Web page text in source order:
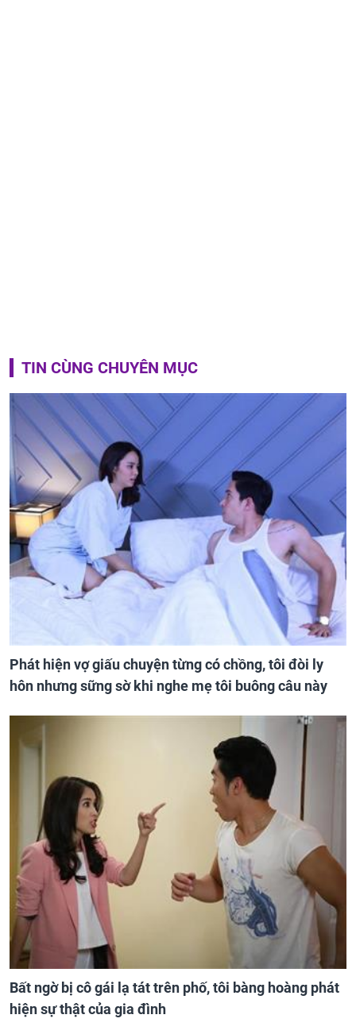
TIN CÙNG CHUYÊN MỤC
Phát hiện vợ giấu chuyện từng có chồng, tôi đòi ly
hôn nhưng sững sờ khi nghe mẹ tôi buông câu này
Bất ngờ bị cô gái lạ tát trên phố, tôi bàng hoàng phát
hiện sự thật của gia đình